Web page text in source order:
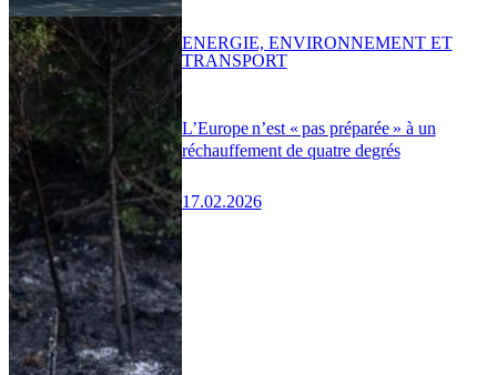
L’Europe n’est « pas préparée » à un
réchauffement de quatre degrés
17.02.2026
ENERGIE, ENVIRONNEMENT ET
TRANSPORT